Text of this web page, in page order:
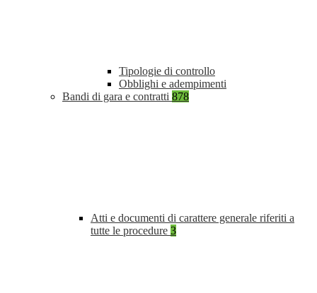
Tipologie di controllo
Obblighi e adempimenti
Bandi di gara e contratti 878
Atti e documenti di carattere generale riferiti a
tutte le procedure 3